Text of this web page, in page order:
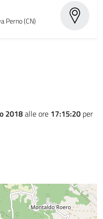
Perno (CN)
2018alle ore 17:15:20 per